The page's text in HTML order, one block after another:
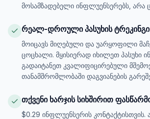
მოსამზადებელი ინფლუენსერებს, არა
რეალ-დროული პასუხის ტრეკინგი
მოიცავს მიღებული და უარყოფილი
ცოცხალი. მყისიერად იხილეთ პასუხი
გადაიტანეთ კვალიფიცირებული
თანამშრომლობაში დაგვიანების
თქვენი ხარჯის სიხშირით
$0.29 ინფლუენსერის კონტაქტისთვის.